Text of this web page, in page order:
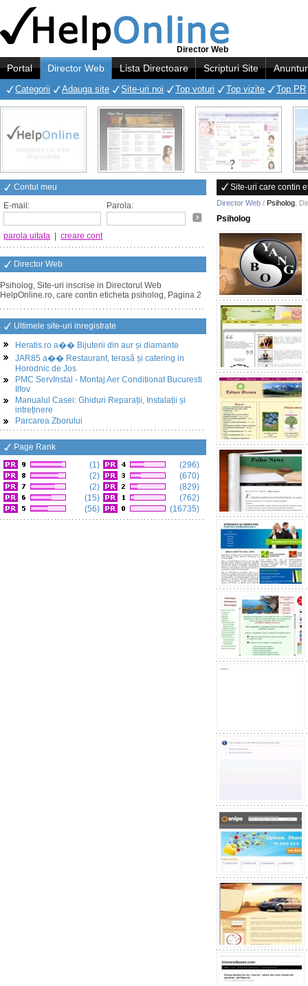
Director Web
Portal Director Web Lista Directoare Scripturi Site
Categorii Adauga site Site-uri noi Top voturi Top vizite Top PR
Contul meu
E-mail:
Parola:
parola uitata creare cont
Director Web
Psiholog, Site-uri inscrise in Directorul Web
HelpOnline.ro, care contin eticheta psiholog, Pagina 2
Ultimele site-uri inregistrate
Heratis.ro a�� Bijuterii din aur și diamante
JAR85 a�� Restaurant, terasă și catering in
Horodnic de Jos
PMC ServInstal - Montaj Aer Conditionat Bucuresti
Ilfov
Manualul Casei: Ghiduri Reparații, Instalații și
intreținere
Parcarea Zborului
Page Rank
(1)
(2)
(2)
(15)
(56)
(296)
(670)
(829)
(762)
(16735)
Site-uri care contin
Director Web / Psiholog
Psiholog